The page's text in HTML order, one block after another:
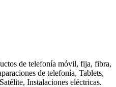
de telefonía móvil, fija, fibra,
de telefonía, Tablets,
Instalaciones eléctricas.